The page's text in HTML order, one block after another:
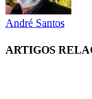
André Santos
ARTIGOS